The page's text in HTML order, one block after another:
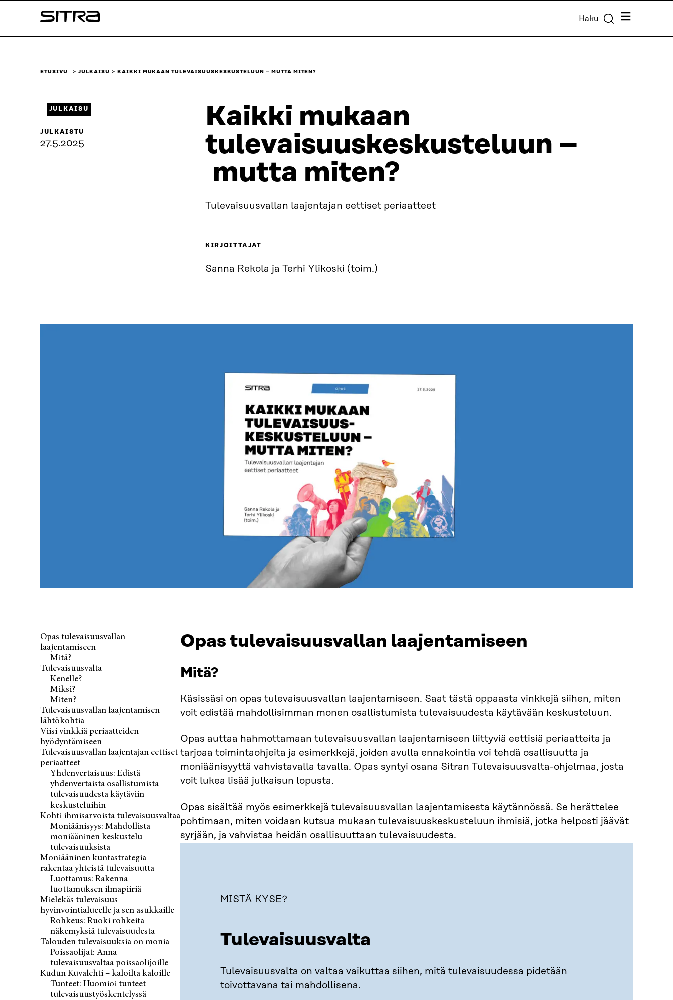
sisältöön
Sitra Haku Valikko
ETUSIVU JULKAISU KAIKKI MUKAAN TULEVAISUUSKESKUSTELUUN – MUTTA MITEN?
Kaikki mukaan
tulevaisuuskeskusteluun –
mutta miten?
Tulevaisuusvallan laajentajan eettiset periaatteet
KIRJOITTAJAT
Sanna Rekola ja Terhi Ylikoski (toim.)
JULKAISU
JULKAISTU
27.5.2025
Opas tulevaisuusvallan
laajentamiseen
Mitä?
Tulevaisuusvalta
Kenelle?
Miksi?
Miten?
Tulevaisuusvallan laajentamisen
lähtökohtia
Viisi vinkkiä periaatteiden
hyödyntämiseen
Tulevaisuusvallan laajentajan eettiset
periaatteet
Yhdenvertaisuus: Edistä
yhdenvertaista osallistumista
tulevaisuudesta käytäviin
keskusteluihin
Kohti ihmisarvoista tulevaisuusvaltaa
Moniäänisyys: Mahdollista
moniääninen keskustelu
tulevaisuuksista
Moniääninen kuntastrategia
rakentaa yhteistä tulevaisuutta
Luottamus: Rakenna
luottamuksen ilmapiiriä
Mielekäs tulevaisuus
hyvinvointialueelle ja sen asukkaille
Rohkeus: Ruoki rohkeita
näkemyksiä tulevaisuudesta
Talouden tulevaisuuksia on monia
Poissaolijat: Anna
tulevaisuusvaltaa poissaolijoille
Kudun Kuvalehti – kaloilta kaloille
Tunteet: Huomioi tunteet
tulevaisuustyöskentelyssä
Opas tulevaisuusvallan laajentamiseen
Mitä?
Käsissäsi on opas tulevaisuusvallan laajentamiseen. Saat tästä oppaasta vinkkejä siihen, miten
voit edistää mahdollisimman monen osallistumista tulevaisuudesta käytävään keskusteluun.
Opas auttaa hahmottamaan tulevaisuusvallan laajentamiseen liittyviä eettisiä periaatteita ja
tarjoaa toimintaohjeita ja esimerkkejä, joiden avulla ennakointia voi tehdä osallisuutta ja
moniäänisyyttä vahvistavalla tavalla. Opas syntyi osana Sitran Tulevaisuusvalta-ohjelmaa, josta
voit lukea lisää julkaisun lopusta.
Opas sisältää myös esimerkkejä tulevaisuusvallan laajentamisesta käytännössä. Se herättelee
pohtimaan, miten voidaan kutsua mukaan tulevaisuuskeskusteluun ihmisiä, jotka helposti jäävät
syrjään, ja vahvistaa heidän osallisuuttaan tulevaisuudesta.
MISTÄ KYSE?
Tulevaisuusvalta
Tulevaisuusvalta on valtaa vaikuttaa siihen, mitä tulevaisuudessa pidetään
toivottavana tai mahdollisena.